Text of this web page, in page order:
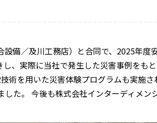
備／及川工務店）と合同で、2025年度
、実際に当社で発生した災害事例をも
術を用いた災害体験プログラムも実施
た。 今後も株式会社インターディメン